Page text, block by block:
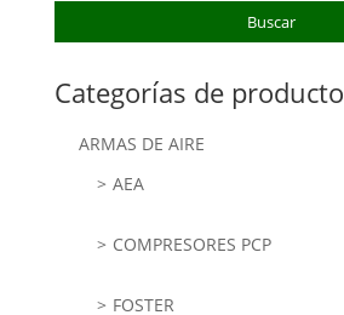
Buscar
Categorías de producto
ARMAS DE AIRE
AEA
COMPRESORES PCP
FOSTER